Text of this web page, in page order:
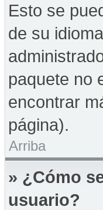
Esto se
de su
paquete no
encontrar
página).
Arriba
» ¿Cómo
usuario?